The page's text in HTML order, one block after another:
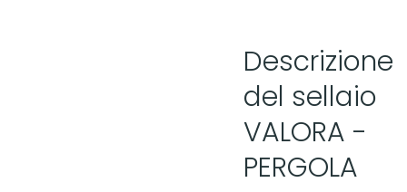
Descrizione
del sellaio
VALORA -
PERGOLA